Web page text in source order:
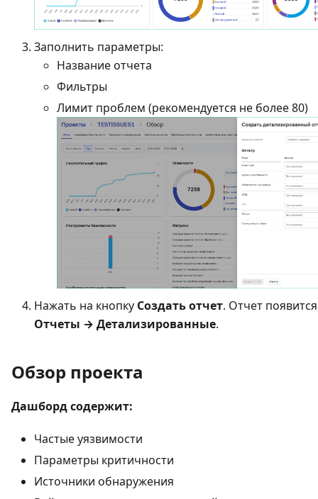
Заполнить параметры:
Название отчета
Фильтры
Лимит проблем (рекомендуется не более 80)
Нажать на кнопку Создать отчет. Отчет
Отчеты → Детализированные.
Обзор проекта
Дашборд содержит:
Частые уязвимости
Параметры критичности
Источники обнаружения